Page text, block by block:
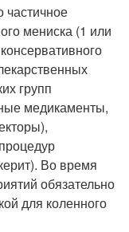
частичное
мениска (1 или
групп
медикаменты,
Во время
обязательно
для коленного